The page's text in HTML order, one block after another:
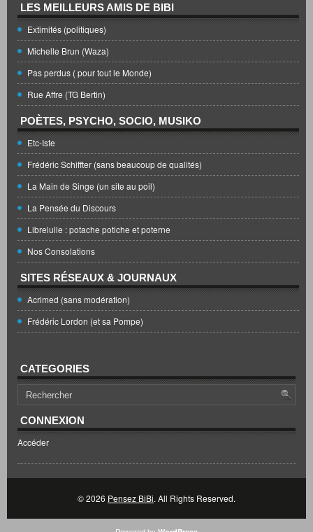
LES MEILLEURS AMIS DE BIBI
Extimités (politiques)
Michelle Brun (Waza)
Pas perdus ( pour tout le Monde)
Rue Affre (TG Bertin)
POÈTES, PSYCHO, SOCIO, MUSIKO
Etc-Iste
Frédéric Schiffter (sans beaucoup de qualités)
La Main de Singe (un site au poil)
La Pensée du Discours
Librelulle : potache potiche et poterne
Nos Consolations
SITES RÉSEAUX & JOURNAUX
Acrimed (sans modération)
Frédéric Lordon (et sa Pompe)
CATEGORIES
CONNEXION
Accéder
© 2026 Pensez BiBi. All Rights Reserved.